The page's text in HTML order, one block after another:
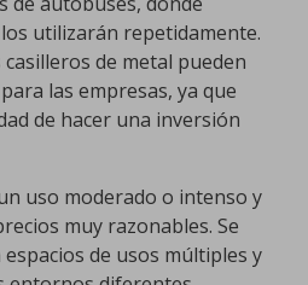
utilizarán repetidamente.
de metal pueden
las empresas, ya que
de hacer una inversión
uso moderado o intenso y
muy razonables. Se
de usos múltiples y